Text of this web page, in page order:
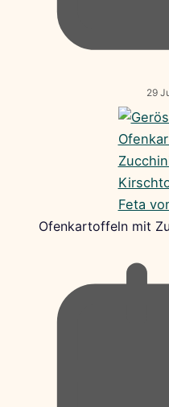
29
Ofenkartoffeln mit